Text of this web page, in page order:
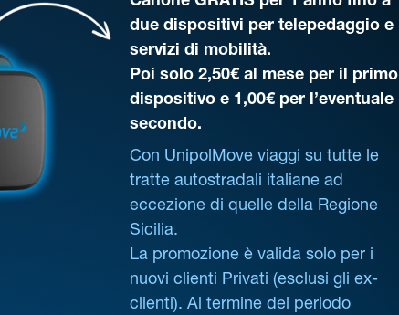
due dispositivi per telepedaggio e
servizi di mobilità.
Poi solo 2,50€ al mese per il primo
dispositivo e 1,00€ per l’eventuale
secondo.
Con UnipolMove viaggi su tutte le
tratte autostradali italiane ad
eccezione di quelle della Regione
Sicilia.
La promozione è valida solo per i
nuovi clienti Privati (esclusi gli ex-
clienti). Al termine del periodo